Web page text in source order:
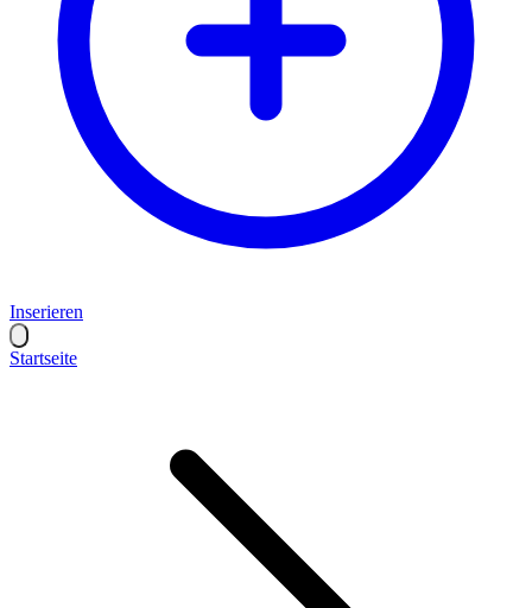
Inserieren
Startseite